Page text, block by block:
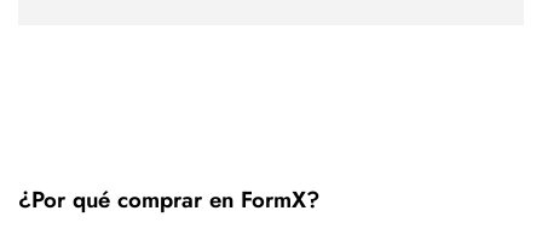
¿Por qué comprar en FormX?